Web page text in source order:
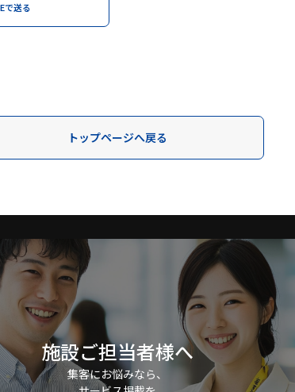
で送る
トップページへ戻る
施設ご担当者様へ
集客にお悩みなら、